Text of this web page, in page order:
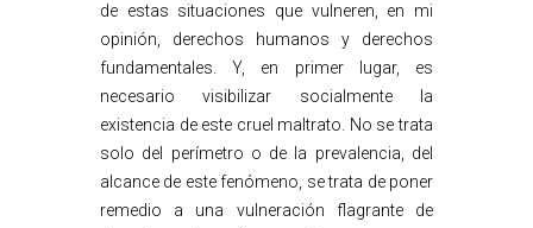
de estas situaciones que vulneren, en mi
opinión, derechos humanos y derechos
fundamentales. Y, en primer lugar, es
necesario visibilizar socialmente la
existencia de este cruel maltrato. No se trata
solo del perímetro o de la prevalencia, del
alcance de este fenómeno, se trata de poner
remedio a una vulneración flagrante de